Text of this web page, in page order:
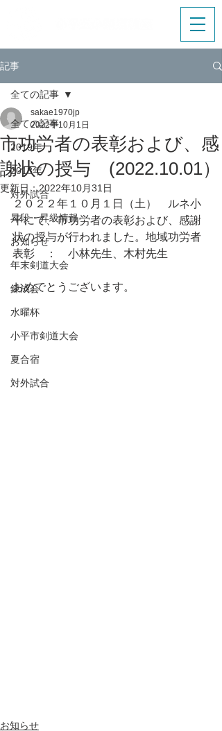
記事
全ての記事
2019年
2018年
対外試合
昇段・昇級情報
お知らせ
年末剣道大会
錬成会
水曜杯
小平市剣道大会
夏合宿
対外試合
全ての記事
市功労者の表彰および、感
謝状の授与 (2022.10.01）
sakae1970jp
2022年10月1日
更新日：2022年10月31日
２０２２年１０月１日（土）　ルネ小
平にて、市功労者の表彰および、感謝
状の授与が行われました。地域功労者
表彰　：　小林先生、木村先生
おめでとうございます。
お知らせ